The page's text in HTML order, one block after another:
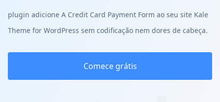
plugin adicione A Credit Card Payment Form ao seu site Kale
Theme for WordPress sem codificação nem dores de cabeça.
Comece grátis